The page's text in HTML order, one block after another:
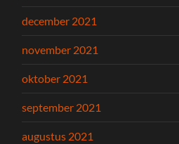
december 2021
november 2021
oktober 2021
september 2021
augustus 2021